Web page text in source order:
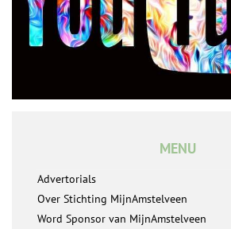
MENU
Advertorials
Over Stichting MijnAmstelveen
Word Sponsor van MijnAmstelveen